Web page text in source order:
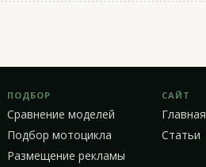
ПОДБОР
Сравнение моделей
Подбор мотоцикла
Размещение рекламы
САЙТ
Главная
Статьи